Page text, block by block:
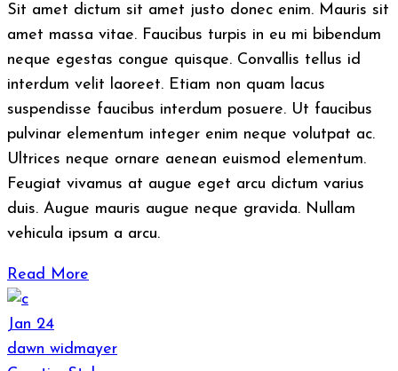
Sit amet dictum sit amet justo donec enim. Mauris sit
amet massa vitae. Faucibus turpis in eu mi bibendum
neque egestas congue quisque. Convallis tellus id
interdum velit laoreet. Etiam non quam lacus
suspendisse faucibus interdum posuere. Ut faucibus
pulvinar elementum integer enim neque volutpat ac.
Ultrices neque ornare aenean euismod elementum.
Feugiat vivamus at augue eget arcu dictum varius
duis. Augue mauris augue neque gravida. Nullam
vehicula ipsum a arcu.
Read More
Jan 24
dawn widmayer